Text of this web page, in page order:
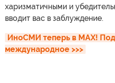
харизматичными и
вводит вас в заблуждение.
ИноСМИ теперь в MAX!
международное >>>